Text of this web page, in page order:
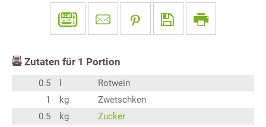
Zutaten für 1 Portion
0.5
Rotwein
1
kg
Zwetschken
0.5
kg
Zucker